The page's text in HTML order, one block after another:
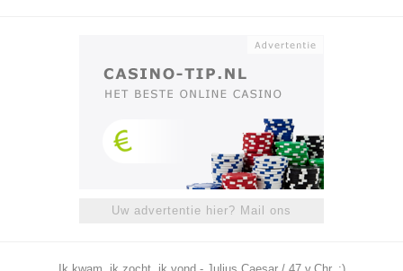
Uw advertentie hier? Mail ons